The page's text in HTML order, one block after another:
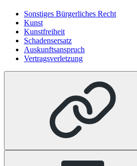
Sonstiges Bürgerliches Recht
Kunst
Kunstfreiheit
Schadensersatz
Auskunftsanspruch
Vertragsverletzung